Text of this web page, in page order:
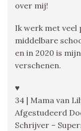
over mij!
Ik werk met veel
middelbare
en in 2020 is
verschenen.
♥
34 | Mama van
Afgestudeerd
Schrijver –